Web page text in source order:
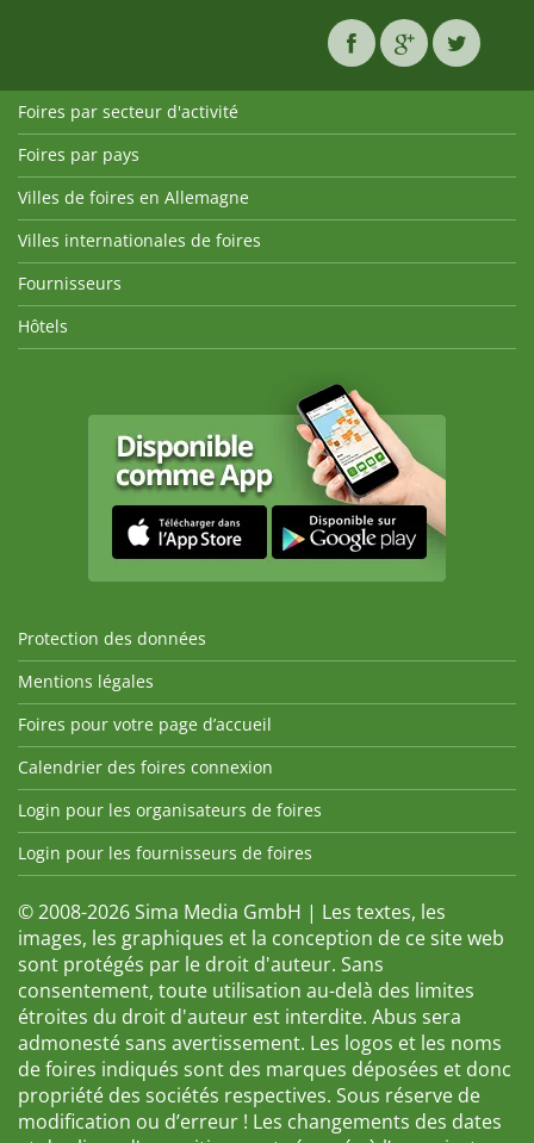
Foires par secteur d'activité
Foires par pays
Villes de foires en Allemagne
Villes internationales de foires
Fournisseurs
Hôtels
Protection des données
Mentions légales
Foires pour votre page d’accueil
Calendrier des foires connexion
Login pour les organisateurs de foires
Login pour les fournisseurs de foires
© 2008-2026 Sima Media GmbH | Les textes, les
images, les graphiques et la conception de ce site web
sont protégés par le droit d'auteur. Sans
consentement, toute utilisation au-delà des limites
étroites du droit d'auteur est interdite. Abus sera
admonesté sans avertissement. Les logos et les noms
de foires indiqués sont des marques déposées et donc
propriété des sociétés respectives. Sous réserve de
modification ou d’erreur ! Les changements des dates